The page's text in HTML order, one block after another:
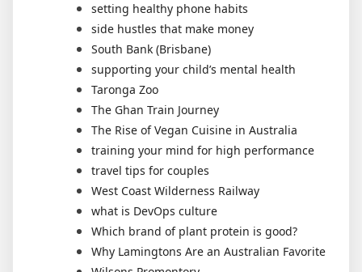
setting healthy phone habits
side hustles that make money
South Bank (Brisbane)
supporting your child’s mental health
Taronga Zoo
The Ghan Train Journey
The Rise of Vegan Cuisine in Australia
training your mind for high performance
travel tips for couples
West Coast Wilderness Railway
what is DevOps culture
Which brand of plant protein is good?
Why Lamingtons Are an Australian Favorite